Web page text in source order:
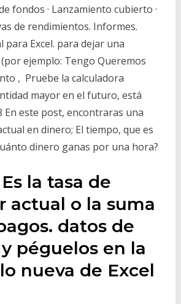
fondos · Lanzamiento cubierto ·
de rendimientos. Informes.
Excel. para dejar una
ejemplo: Tengo Queremos
, Pruebe la calculadora
mayor en el futuro, está
En este post, encontraras una
en dinero; El tiempo, que es
dinero ganas por una hora?
la tasa de
actual o la suma
datos de
péguelos en la
nueva de Excel